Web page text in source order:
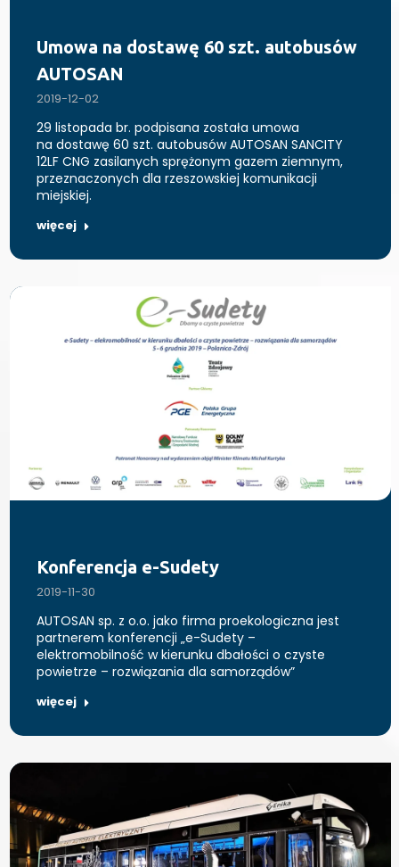
Umowa na dostawę 60 szt. autobusów
AUTOSAN
2019-12-02
29 listopada br. podpisana została umowa
na dostawę 60 szt. autobusów AUTOSAN SANCITY
12LF CNG zasilanych sprężonym gazem ziemnym,
przeznaczonych dla rzeszowskiej komunikacji
miejskiej.
więcej
Konferencja e-Sudety
2019-11-30
AUTOSAN sp. z o.o. jako firma proekologiczna jest
partnerem konferencji „e-Sudety –
elektromobilność w kierunku dbałości o czyste
powietrze – rozwiązania dla samorządów”
więcej